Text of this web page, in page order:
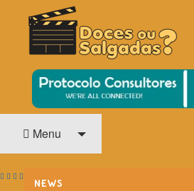
DOCES OU SALGADAS?
O Cinema? Uma Paixão!!
Menu
NEWS